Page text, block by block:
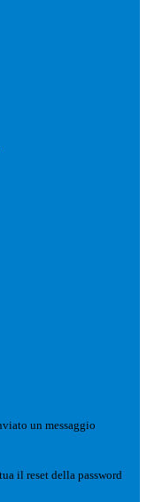
un messaggio
il reset della password